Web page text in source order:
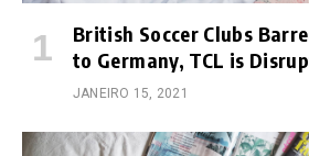
British Soccer Clubs
to Germany, TCL is
JANEIRO 15, 2021